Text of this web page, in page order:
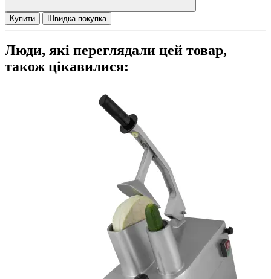
Купити Швидка покупка
Люди, які переглядали цей товар,
також цікавилися: